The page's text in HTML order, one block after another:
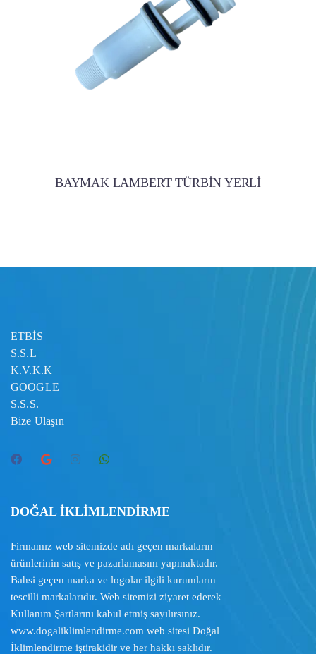
BAYMAK LAMBERT TÜRBİN YERLİ
ETBİS
S.S.L
K.V.K.K
GOOGLE
S.S.S.
Bize Ulaşın
DOĞAL İKLİMLENDİRME
Firmamız web sitemizde adı geçen markaların
ürünlerinin satış ve pazarlamasını yapmaktadır.
Bahsi geçen marka ve logolar ilgili kurumların
tescilli markalarıdır. Web sitemizi ziyaret ederek
Kullanım Şartlarını kabul etmiş sayılırsınız.
www.dogaliklimlendirme.com web sitesi Doğal
İklimlendirme iştirakidir ve her hakkı saklıdır.